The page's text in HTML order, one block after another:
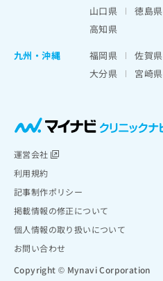
山口県
徳島県
高知県
九州・沖縄
福岡県 佐賀県
大分県
宮崎県
運営会社
利用規約
記事制作ポリシー
掲載情報の修正について
個人情報の取り扱いについて
お問い合わせ
Copyright © Mynavi Corporation